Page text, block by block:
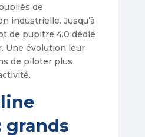
de
industrielle. Jusqu’à
de pupitre 4.0 dédié
Une évolution leur
de piloter plus
grands